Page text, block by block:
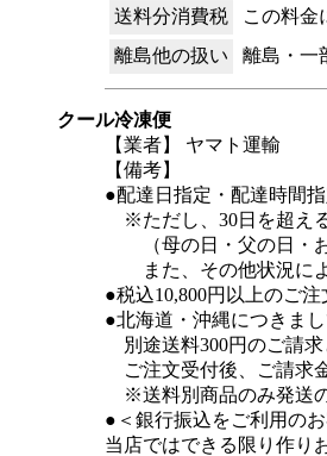
送料分消費税
この料金
離島他の扱い
離島・一
クール冷凍便
【業者】 ヤマト運輸
【備考】
●配達日指定・配達時間指
※ただし、30日を超え
（母の日・父の日・お
また、その他状況によ
●税込10,800円以上のご
●北海道・沖縄につきま
別途送料300円のご請求
ご注文受付後、ご請求
※送料別商品のみ発送の
●＜銀行振込をご利用のお
当店ではできる限り作り